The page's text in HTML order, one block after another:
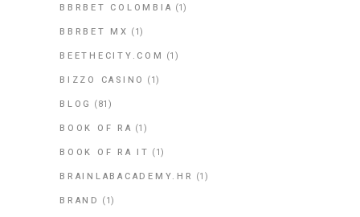
BBRBET COLOMBIA (1)
BBRBET MX (1)
BEETHECITY.COM (1)
BIZZO CASINO (1)
BLOG (81)
BOOK OF RA (1)
BOOK OF RA IT (1)
BRAINLABACADEMY.HR (1)
BRAND (1)